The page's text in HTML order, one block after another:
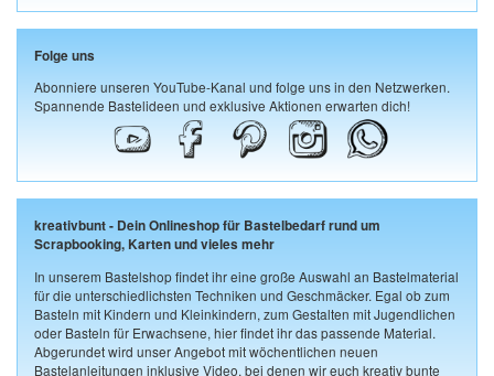
Folge uns
Abonniere unseren YouTube-Kanal und folge uns in den Netzwerken.
Spannende Bastelideen und exklusive Aktionen erwarten dich!
kreativbunt - Dein Onlineshop für Bastelbedarf rund um
Scrapbooking, Karten und vieles mehr
In unserem Bastelshop findet ihr eine große Auswahl an Bastelmaterial
für die unterschiedlichsten Techniken und Geschmäcker. Egal ob zum
Basteln mit Kindern und Kleinkindern, zum Gestalten mit Jugendlichen
oder Basteln für Erwachsene, hier findet ihr das passende Material.
Abgerundet wird unser Angebot mit wöchentlichen neuen
Bastelanleitungen inklusive Video, bei denen wir euch kreativ bunte